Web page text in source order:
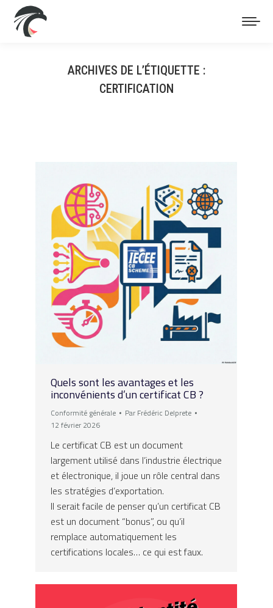
ARCHIVES DE L’ÉTIQUETTE :
CERTIFICATION
Quels sont les avantages et les
inconvénients d’un certificat CB ?
Conformité générale Par Frédéric Delprete
12 février 2026
Le certificat CB est un document
largement utilisé dans l’industrie électrique
et électronique, il joue un rôle central dans
les stratégies d’exportation.
Il serait facile de penser qu’un certificat CB
est un document “bonus”, ou qu’il
remplace automatiquement les
certifications locales… ce qui est faux.